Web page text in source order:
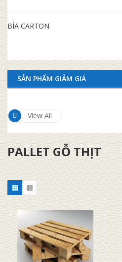
BÌA CARTON
SẢN PHẨM GIẢM GIÁ
View All
PALLET GỖ THỊT